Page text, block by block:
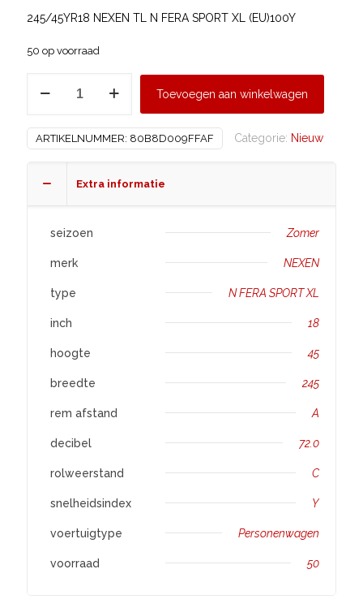
245/45YR18 NEXEN TL N FERA SPORT XL (EU)100Y
50 op voorraad
SPORT
Toevoegen aan winkelwagen
ARTIKELNUMMER: 80B8D009FFAF Categorie: Nieuw
Extra informatie
seizoen Zomer
merk NEXEN
type N FERA SPORT XL
inch 18
hoogte 45
breedte 245
rem afstand A
decibel 72.0
rolweerstand C
snelheidsindex Y
voertuigtype Personenwagen
voorraad 50